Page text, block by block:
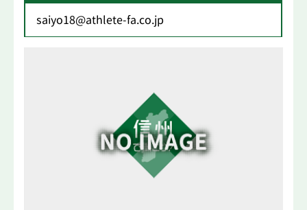
saiyo18@athlete-fa.co.jp